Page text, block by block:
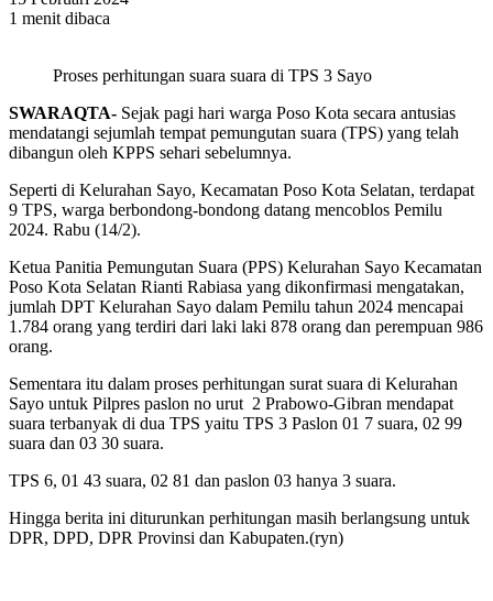
1 menit dibaca
Proses perhitungan suara suara di TPS 3 Sayo
SWARAQTA- Sejak pagi hari warga Poso Kota secara antusias
mendatangi sejumlah tempat pemungutan suara (TPS) yang telah
dibangun oleh KPPS sehari sebelumnya.
Seperti di Kelurahan Sayo, Kecamatan Poso Kota Selatan, terdapat
9 TPS, warga berbondong-bondong datang mencoblos Pemilu
2024. Rabu (14/2).
Ketua Panitia Pemungutan Suara (PPS) Kelurahan Sayo Kecamatan
Poso Kota Selatan Rianti Rabiasa yang dikonfirmasi mengatakan,
jumlah DPT Kelurahan Sayo dalam Pemilu tahun 2024 mencapai
1.784 orang yang terdiri dari laki laki 878 orang dan perempuan 986
orang.
Sementara itu dalam proses perhitungan surat suara di Kelurahan
Sayo untuk Pilpres paslon no urut 2 Prabowo-Gibran mendapat
suara terbanyak di dua TPS yaitu TPS 3 Paslon 01 7 suara, 02 99
suara dan 03 30 suara.
TPS 6, 01 43 suara, 02 81 dan paslon 03 hanya 3 suara.
Hingga berita ini diturunkan perhitungan masih berlangsung untuk
DPR, DPD, DPR Provinsi dan Kabupaten.(ryn)